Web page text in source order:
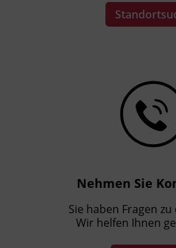
Nehmen Sie
Sie haben Fragen
Wir helfen Ihnen